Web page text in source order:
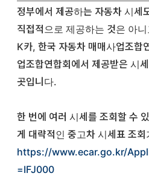
정부에서 제공하는 자동차 시세
직접적으로 제공하는 것은 아
K카, 한국 자동차 매매사업조합
업조합연합회에서 제공받은 시
곳입니다.
한 번에 여러 시세를 조회할 수
게 대략적인 중고차 시세표 조
https://www.ecar.go.kr/
=IFJ000